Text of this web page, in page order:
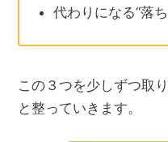
代わりになる“落
この３つを少しずつ取
と整っていきます。